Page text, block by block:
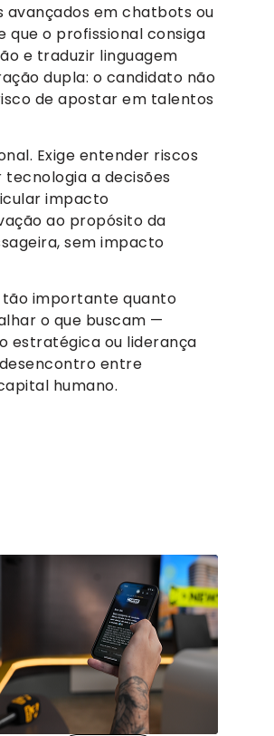
avançados em chatbots ou
que o profissional consiga
e traduzir linguagem
dupla: o candidato não
de apostar em talentos
Exige entender riscos
a decisões
impacto
ao propósito da
sem impacto
importante quanto
o que buscam —
estratégica ou liderança
entre
humano.